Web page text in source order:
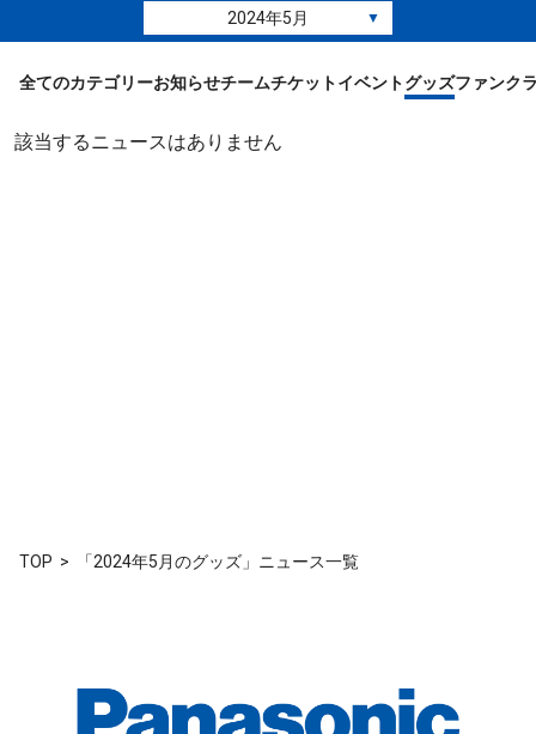
2024年5月 ▼
全てのカテゴリーお知らせチームチケットイベントグッズファンク
該当するニュースはありません
TOP 「2024年5月のグッズ」ニュース一覧